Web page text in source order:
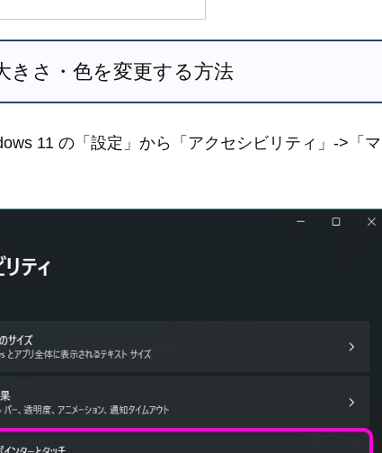
きさ・色を変更する方法
11 の「設定」から「アクセシビリティ」->「マ